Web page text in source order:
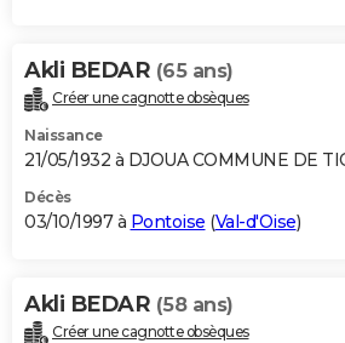
Akli BEDAR (65 ans)
Créer une cagnotte obsèques
Naissance
21/05/1932 à DJOUA COMMUNE DE
Décès
03/10/1997 à Pontoise (Val-d'Oise)
Akli BEDAR (58 ans)
Créer une cagnotte obsèques